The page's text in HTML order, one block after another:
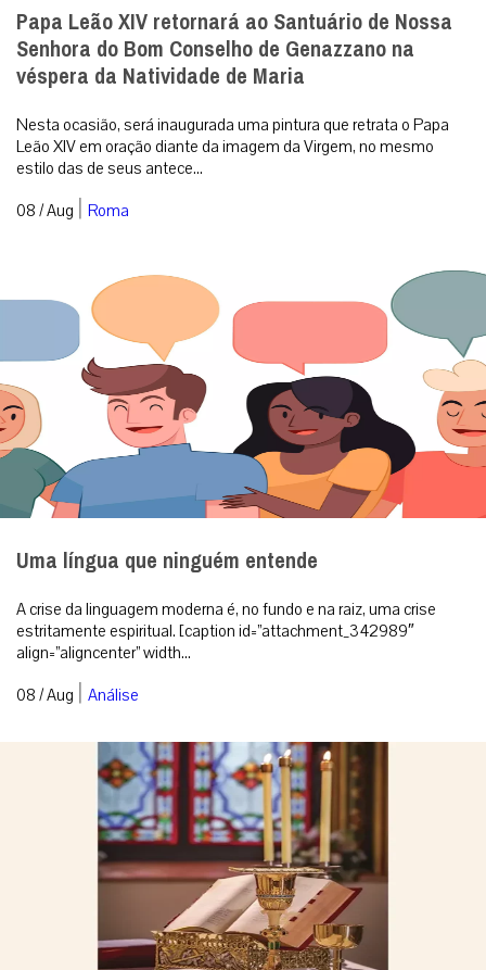
Papa Leão XIV retornará ao Santuário de Nossa
Senhora do Bom Conselho de Genazzano na
véspera da Natividade de Maria
Nesta ocasião, será inaugurada uma pintura que retrata o Papa
Leão XIV em oração diante da imagem da Virgem, no mesmo
estilo das de seus antece...
08 / Aug | Roma
Uma língua que ninguém entende
A crise da linguagem moderna é, no fundo e na raiz, uma crise
estritamente espiritual. [caption id=”attachment_342989″
align=”aligncenter” width...
08 / Aug | Análise